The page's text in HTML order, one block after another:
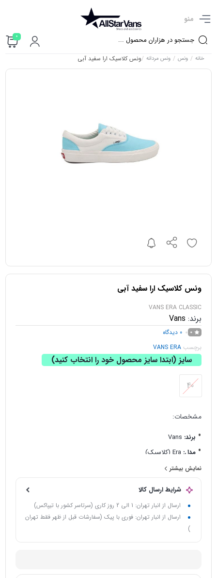
منو
0
خانه / ونس / ونس مردانه /ونس کلاسیک ارا سفید آبی
ونس کلاسیک ارا سفید آبی
VANS ERA CLASSIC
برند: Vans
0
0 دیدگاه
برچسبVANS ERA
سایز (ابتدا سایز محصول خود را انتخاب کنید)
40
مشخصات:
برند:
مدل: Era (کلاسیک)
رنگ:سفید و آبی
نحوه بسته شدن: بندی
مناسب برای:
نمایش بیشتر
شرایط ارسال کالا
ارسال از انبار تهران: 1 الی 2 روز کاری (سرتاسر کشور با تیپاکس)
ارسال از انبار تهران: فوری با پیک (سفارشات قبل از ظهر فقط تهران
)